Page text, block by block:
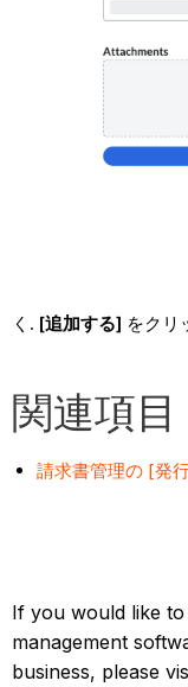
[追加する] をクリ
関連項目
請求書管理の [発
If you would like
management
business, please